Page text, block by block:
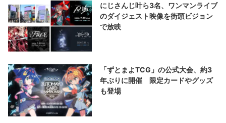
にじさんじ叶ら3名、ワンマンライブ
のダイジェスト映像を街頭ビジョン
で放映
「ずとまよTCG」の公式大会、約3
年ぶりに開催 限定カードやグッズ
も登場